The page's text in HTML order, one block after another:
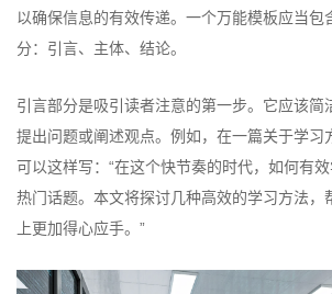
以确保信息的有效传递。一个万能模板应当包
分：引言、主体、结论。
引言部分是吸引读者注意的第一步。它应该简
提出问题或阐述观点。例如，在一篇关于学习
可以这样写：“在这个快节奏的时代，如何有
热门话题。本文将探讨几种高效的学习方法，
上更加得心应手。”